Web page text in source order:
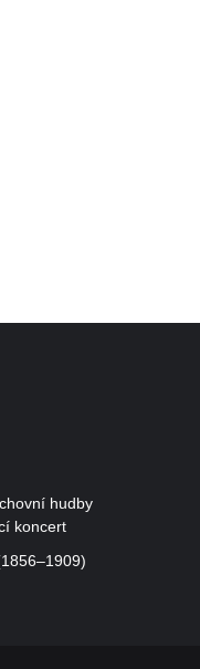
hudby
koncert